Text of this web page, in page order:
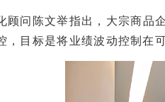
陈文举指出，大宗商品企
，目标是将业绩波动控制在